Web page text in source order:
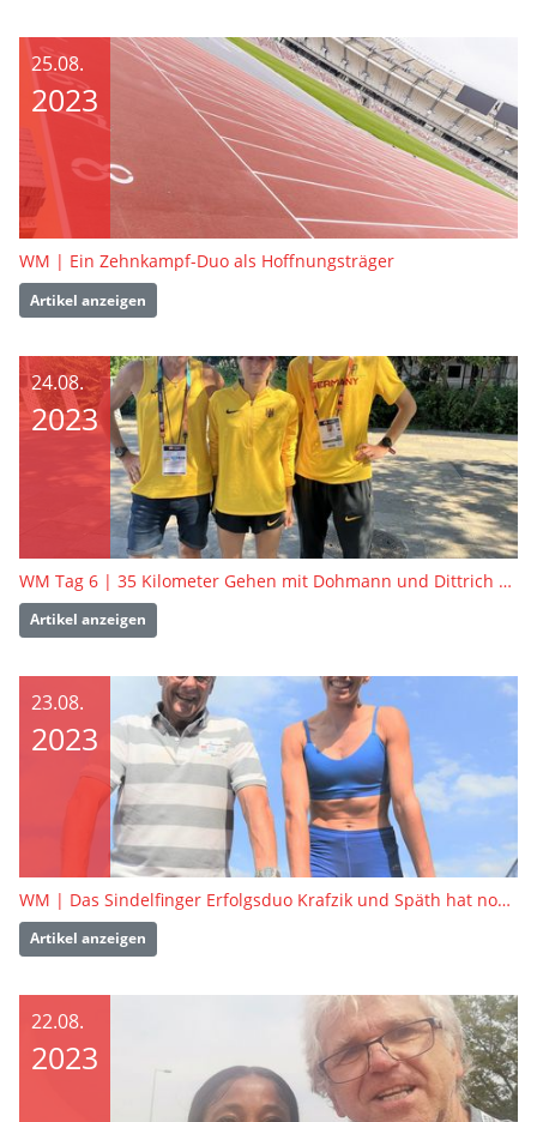
25.08.
2023
WM | Ein Zehnkampf-Duo als Hoffnungsträger
Artikel anzeigen
24.08.
2023
WM Tag 6 | 35 Kilometer Gehen mit Dohmann und Dittrich – Ein Rennen das alles zu bieten hatte
Artikel anzeigen
23.08.
2023
WM | Das Sindelfinger Erfolgsduo Krafzik und Späth hat noch viel vor
Artikel anzeigen
22.08.
2023